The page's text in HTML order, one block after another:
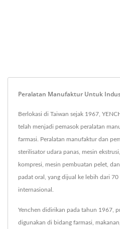
Peralatan Manufaktur Untuk
Berlokasi di Taiwan sejak 1967,
telah menjadi pemasok peralatan
farmasi. Peralatan manufaktur dan
sterilisator udara panas, mesin
kompresi, mesin pembuatan pelet,
padat oral, yang dijual ke lebih dari
internasional.
Yenchen didirikan pada tahun 1967,
digunakan di bidang farmasi,